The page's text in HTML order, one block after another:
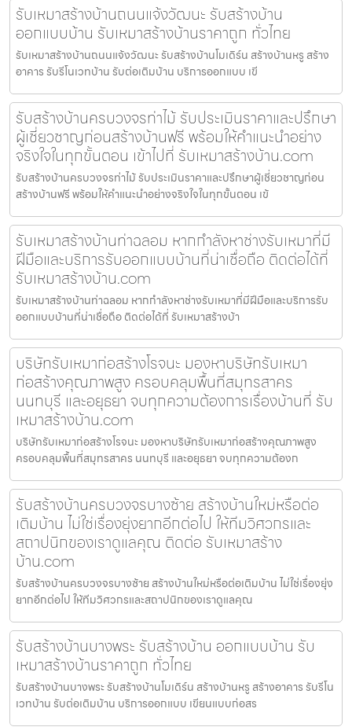
รับเหมาสร้างบ้านถนนแจ้งวัฒนะ รับสร้างบ้าน
ออกแบบบ้าน รับเหมาสร้างบ้านราคาถูก ทั่วไทย
รับเหมาสร้างบ้านถนนแจ้งวัฒนะ รับสร้างบ้านโมเดิร์น สร้างบ้านหรู สร้าง
อาคาร รับรีโนเวทบ้าน รับต่อเติมบ้าน บริการออกแบบ เขี
รับสร้างบ้านครบวงจรท่าไม้ รับประเมินราคาและปรึกษา
ผู้เชี่ยวชาญก่อนสร้างบ้านฟรี พร้อมให้คำแนะนำอย่าง
จริงใจในทุกขั้นตอน เข้าไปที่ รับเหมาสร้างบ้าน.com
รับสร้างบ้านครบวงจรท่าไม้ รับประเมินราคาและปรึกษาผู้เชี่ยวชาญก่อน
สร้างบ้านฟรี พร้อมให้คำแนะนำอย่างจริงใจในทุกขั้นตอน เข้
รับเหมาสร้างบ้านท่าฉลอม หากกำลังหาช่างรับเหมาที่มี
ฝีมือและบริการรับออกแบบบ้านที่น่าเชื่อถือ ติดต่อได้ที่
รับเหมาสร้างบ้าน.com
รับเหมาสร้างบ้านท่าฉลอม หากกำลังหาช่างรับเหมาที่มีฝีมือและบริการรับ
ออกแบบบ้านที่น่าเชื่อถือ ติดต่อได้ที่ รับเหมาสร้างบ้า
บริษัทรับเหมาก่อสร้างโรจนะ มองหาบริษัทรับเหมา
ก่อสร้างคุณภาพสูง ครอบคลุมพื้นที่สมุทรสาคร
นนทบุรี และอยุธยา จบทุกความต้องการเรื่องบ้านที่ รับ
เหมาสร้างบ้าน.com
บริษัทรับเหมาก่อสร้างโรจนะ มองหาบริษัทรับเหมาก่อสร้างคุณภาพสูง
ครอบคลุมพื้นที่สมุทรสาคร นนทบุรี และอยุธยา จบทุกความต้องก
รับสร้างบ้านครบวงจรบางซ้าย สร้างบ้านใหม่หรือต่อ
เติมบ้าน ไม่ใช่เรื่องยุ่งยากอีกต่อไป ให้ทีมวิศวกรและ
สถาปนิกของเราดูแลคุณ ติดต่อ รับเหมาสร้าง
บ้าน.com
รับสร้างบ้านครบวงจรบางซ้าย สร้างบ้านใหม่หรือต่อเติมบ้าน ไม่ใช่เรื่องยุ่ง
ยากอีกต่อไป ให้ทีมวิศวกรและสถาปนิกของเราดูแลคุณ
รับสร้างบ้านบางพระ รับสร้างบ้าน ออกแบบบ้าน รับ
เหมาสร้างบ้านราคาถูก ทั่วไทย
รับสร้างบ้านบางพระ รับสร้างบ้านโมเดิร์น สร้างบ้านหรู สร้างอาคาร รับรีโน
เวทบ้าน รับต่อเติมบ้าน บริการออกแบบ เขียนแบบก่อสร